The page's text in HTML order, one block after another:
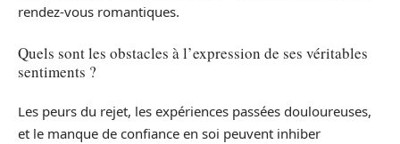
rendez-vous romantiques.
Quels sont les obstacles à l’expression de ses véritables
sentiments ?
Les peurs du rejet, les expériences passées douloureuses,
et le manque de confiance en soi peuvent inhiber